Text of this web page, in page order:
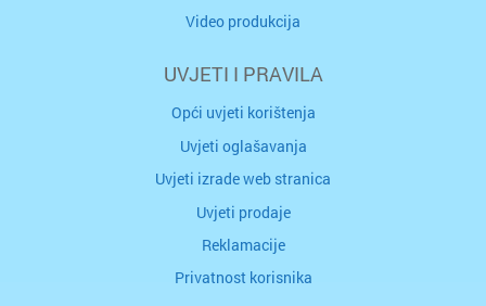
Video produkcija
UVJETI I PRAVILA
Opći uvjeti korištenja
Uvjeti oglašavanja
Uvjeti izrade web stranica
Uvjeti prodaje
Reklamacije
Privatnost korisnika